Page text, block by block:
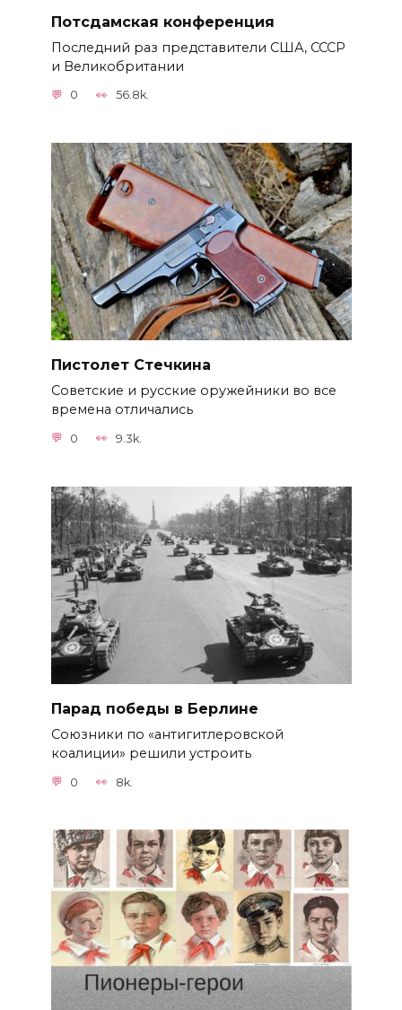
Потсдамская конференция
Последний раз представители США, СССР
и Великобритании
0 56.8k.
Пистолет Стечкина
Советские и русские оружейники во все
времена отличались
0 9.3k.
Парад победы в Берлине
Союзники по «антигитлеровской
коалиции» решили устроить
0 8k.